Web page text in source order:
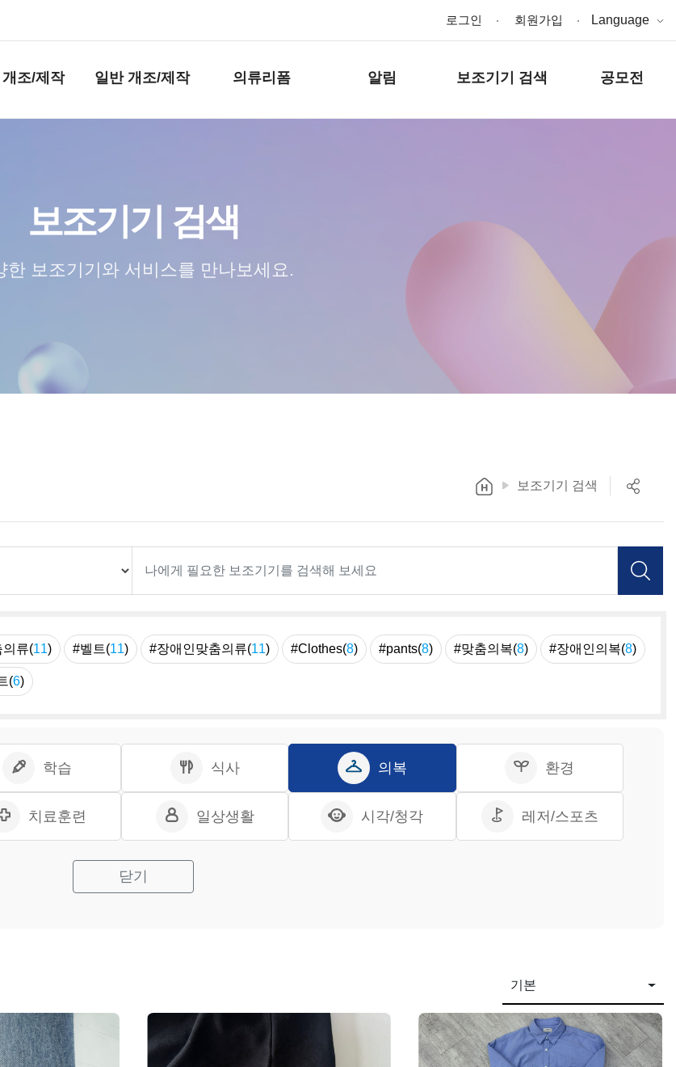
로그인 회원가입 Language
조/제작 일반 개조/제작 의류리폼 알림 보조기기 검색 공모전
보조기기 검색
한 보조기기와 서비스를 만나보세요.
보조기기 검색
의류(11) #벨트(11) #장애인맞춤의류(11) #Clothes(8) #pants(8) #맞춤의복(8) #장애인의복(8)
(6)
학습 식사 의복 환경
치료훈련 일상생활 시각/청각 레저/스포츠
닫기
기본